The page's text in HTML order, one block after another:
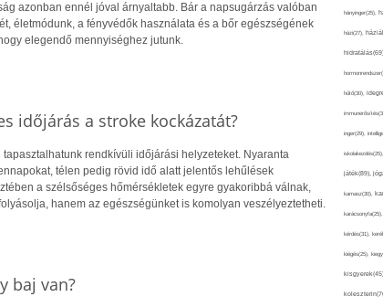
azonban ennél jóval árnyaltabb. Bár a napsugárzás valóban
életmódunk, a fényvédők használata és a bőr egészségének
elegendő mennyiséghez jutunk.
időjárás a stroke kockázatát?
rendkívüli időjárási helyzeteket. Nyaranta
télen pedig rövid idő alatt jelentős lehűlések
a szélsőséges hőmérsékletek egyre gyakoribbá válnak,
hanem az egészségünket is komolyan veszélyeztetheti.
baj van?
hányinger(25),
házi(27),
hidratálás(69),
hűtő(30),
inger(29),
iskolakezdés(25),
játék(89),
kamasz(30),
karácsonyfa(25),
kérdés(31),
kiégés(25),
kisgyerek(45),